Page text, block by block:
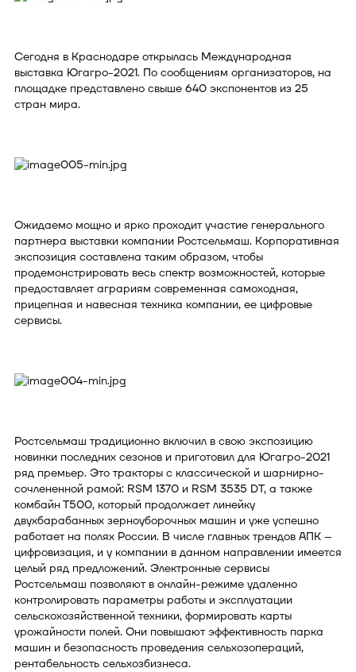
Сегодня в Краснодаре открылась Международная
выставка Югагро-2021. По сообщениям организаторов, на
площадке представлено свыше 640 экспонентов из 25
стран мира.
Ожидаемо мощно и ярко проходит участие генерального
партнера выставки компании Ростсельмаш. Корпоративная
экспозиция составлена таким образом, чтобы
продемонстрировать весь спектр возможностей, которые
предоставляет аграриям современная самоходная,
прицепная и навесная техника компании, ее цифровые
сервисы.
Ростсельмаш традиционно включил в свою экспозицию
новинки последних сезонов и приготовил для Югагро-2021
ряд премьер. Это тракторы с классической и шарнирно-
сочлененной рамой: RSM 1370 и RSM 3535 DT, а также
комбайн Т500, который продолжает линейку
двухбарабанных зерноуборочных машин и уже успешно
работает на полях России. В числе главных трендов АПК –
цифровизация, и у компании в данном направлении имеется
целый ряд предложений. Электронные сервисы
Ростсельмаш позволяют в онлайн-режиме удаленно
контролировать параметры работы и эксплуатации
сельскохозяйственной техники, формировать карты
урожайности полей. Они повышают эффективность парка
машин и безопасность проведения сельхозопераций,
рентабельность сельхозбизнеса.